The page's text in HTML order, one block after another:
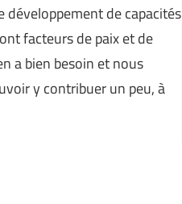
développement de capacités
facteurs de paix et de
a bien besoin et nous
y contribuer un peu, à